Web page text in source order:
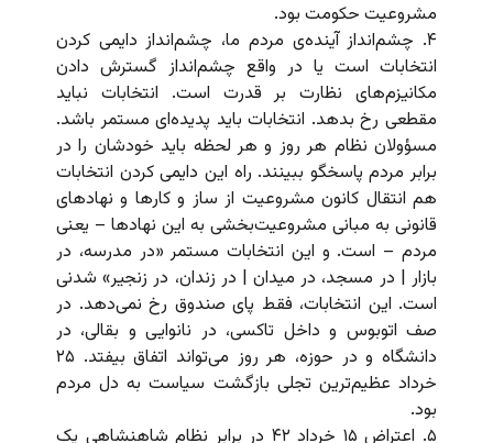
مشروعیت حکومت بود.
۴. چشم‌انداز آینده‌ی مردم ما، چشم‌انداز دایمی کردن
انتخابات است یا در واقع چشم‌انداز گسترش دادن
مکانیزم‌های نظارت بر قدرت است. انتخابات نباید
مقطعی رخ بدهد. انتخابات باید پدیده‌ای مستمر باشد.
مسؤولان نظام هر روز و هر لحظه باید خودشان را در
برابر مردم پاسخگو ببینند. راه این دایمی کردن انتخابات
هم انتقال کانون مشروعیت از ساز و کارها و نهادهای
قانونی به مبانی مشروعیت‌بخشی به این نهادها – یعنی
مردم – است. و این انتخابات مستمر «در مدرسه، در
بازار | در مسجد، در میدان | در زندان، در زنجیر» شدنی
است. این انتخابات، فقط پای صندوق رخ نمی‌دهد. در
صف اتوبوس و داخل تاکسی، در نانوایی و بقالی، در
دانشگاه و در حوزه،‌ هر روز می‌تواند اتفاق بیفتد. ۲۵
خرداد عظیم‌ترین تجلی بازگشت سیاست به دل مردم
بود.
۵. اعتراض ۱۵ خرداد ۴۲ در برابر نظام شاهنشاهی یک